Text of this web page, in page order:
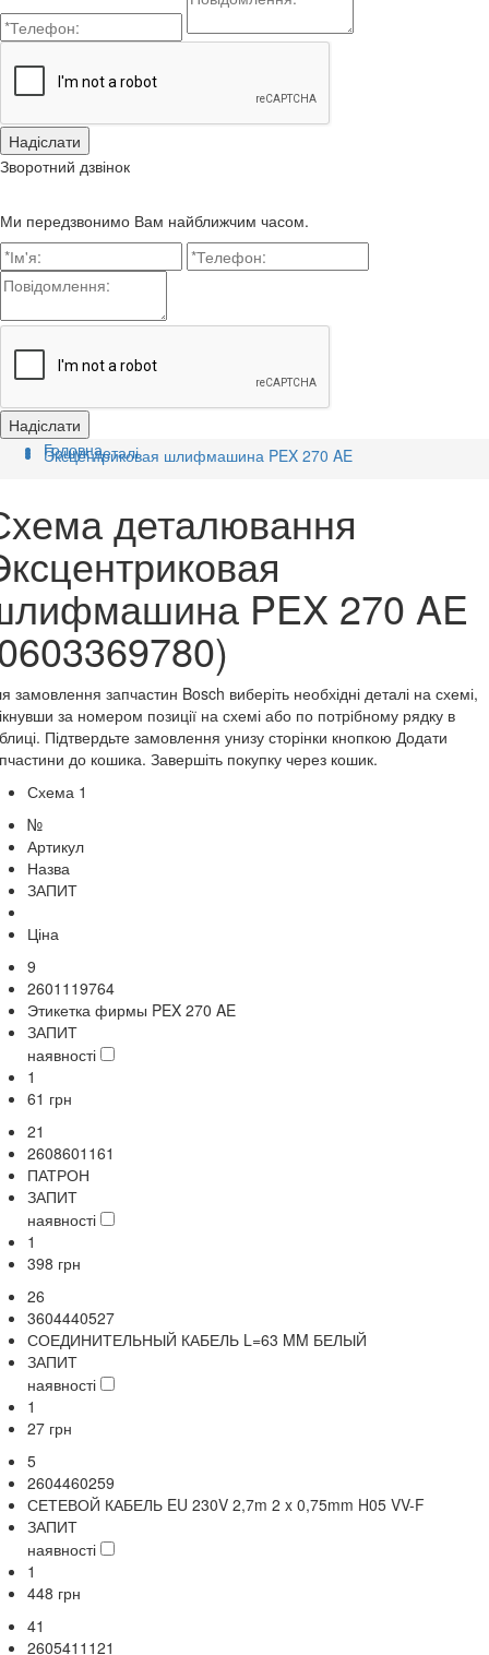
Зворотний дзвінок
Ми передзвонимо Вам найближчим часом.
Головна
Пошук деталі
Эксцентриковая шлифмашина PEX 270 AE
деталювання
PEX 270 AE
замовлення запчастин Bosch виберіть необхідні деталі на схемі,
за номером позиції на схемі або по потрібному рядку в
Підтвердьте замовлення унизу сторінки кнопкою Додати
до кошика. Завершіть покупку через кошик.
Схема 1
№
Артикул
Назва
ЗАПИТ
Ціна
9
2601119764
Этикетка фирмы PEX 270 AE
ЗАПИТ
наявності
1
61 грн
21
2608601161
ПАТРОН
ЗАПИТ
наявності
1
398 грн
26
3604440527
СОЕДИНИТЕЛЬНЫЙ КАБЕЛЬ L=63 MM БЕЛЫЙ
ЗАПИТ
наявності
1
27 грн
5
2604460259
СЕТЕВОЙ КАБЕЛЬ EU 230V 2,7m 2 x 0,75mm H05 VV-F
ЗАПИТ
наявності
1
448 грн
41
2605411121